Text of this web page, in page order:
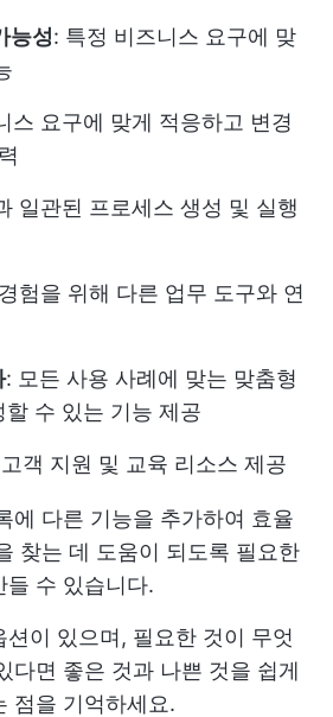
능성: 특정 비즈니스 요구에 맞
스 요구에 맞게 적응하고 변경
일관된 프로세스 생성 및 실행
험을 위해 다른 업무 도구와 연
: 모든 사용 사례에 맞는 맞춤형
할 수 있는 기능 제공
객 지원 및 교육 리소스 제공
에 다른 기능을 추가하여 효율
찾는 데 도움이 되도록 필요한
들 수 있습니다.
이 있으며, 필요한 것이 무엇
다면 좋은 것과 나쁜 것을 쉽게
점을 기억하세요.